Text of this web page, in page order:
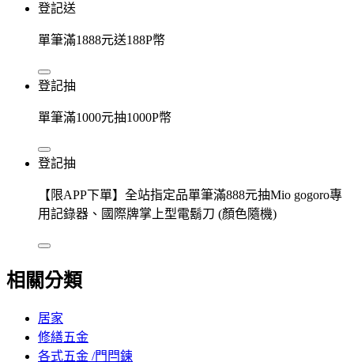
登記送
單筆滿1888元送188P幣
登記抽
單筆滿1000元抽1000P幣
登記抽
【限APP下單】全站指定品單筆滿888元抽Mio gogoro專
用記錄器、國際牌掌上型電鬍刀 (顏色隨機)
相關分類
居家
修繕五金
各式五金 /門閂鍊